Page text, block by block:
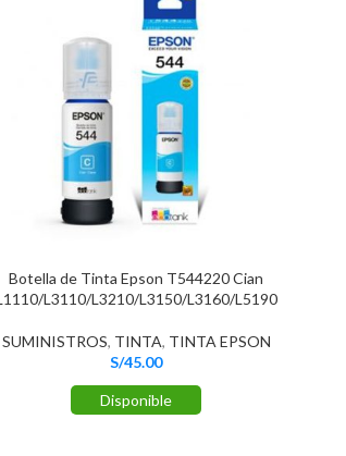
Botella de Tinta Epson T544220 Cian
L3110/L3210/L3150/L3160/L5190
SUMINISTROS, TINTA, TINTA EPSON
S/45.00
Disponible